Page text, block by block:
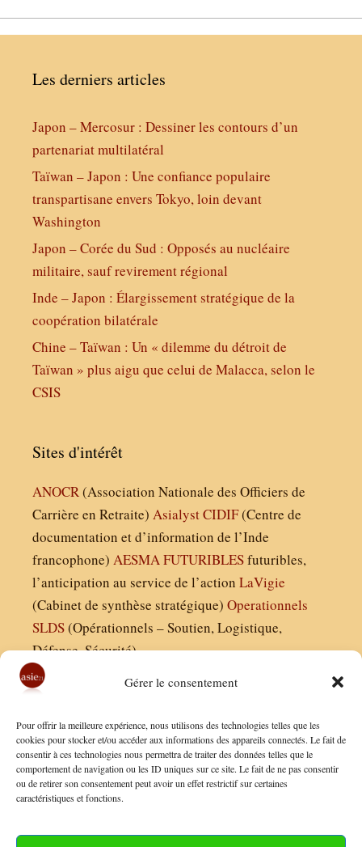
Gérer le consentement
Pour offrir la meilleure expérience, nous utilisons des technologies telles que les
cookies pour stocker et/ou accéder aux informations des appareils connectés. Le fait de
consentir à ces technologies nous permettra de traiter des données telles que le
comportement de navigation ou les ID uniques sur ce site. Le fait de ne pas consentir
ou de retirer son consentement peut avoir un effet restrictif sur certaines
caractéristiques et fonctions.
Les derniers articles
Japon – Mercosur : Dessiner les contours d’un
partenariat multilatéral
Taïwan – Japon : Une confiance populaire
transpartisane envers Tokyo, loin devant
Washington
Japon – Corée du Sud : Opposés au nucléaire
militaire, sauf revirement régional
Inde – Japon : Élargissement stratégique de la
coopération bilatérale
Chine – Taïwan : Un « dilemme du détroit de
Taïwan » plus aigu que celui de Malacca, selon le
CSIS
Sites d'intérêt
ANOCR (Association Nationale des Officiers de
Carrière en Retraite) AsialystCIDIF(Centre de
documentation et d’information de l’Inde
francophone) AESMA FUTURIBLESfuturibles,
l’anticipation au service de l’action LaVigie
(Cabinet de synthèse stratégique) Operationnels
SLDS(Opérationnels – Soutien, Logistique,
Défense, Sécurité)
Finaldées EURL
Siège social : 13 avenue Boudon, 75016, Paris
Nous contacter